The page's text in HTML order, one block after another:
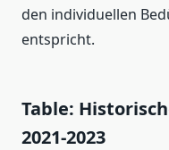
den individuellen
entspricht.
Table:
2021-2023